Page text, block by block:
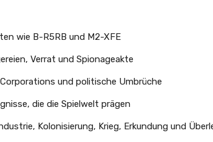
wie B-R5RB und M2-XFE
Verrat und Spionageakte
und politische Umbrüche
die die Spielwelt prägen
Kolonisierung, Krieg, Erkundung und